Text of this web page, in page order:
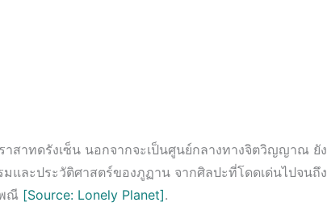
าสาทดรังเซ็น นอกจากจะเป็นศูนย์กลางทางจิตวิญญาณ ยัง
และประวัติศาสตร์ของภูฏาน จากศิลปะที่โดดเด่นไปจนถึง
พณี [Source: Lonely Planet].